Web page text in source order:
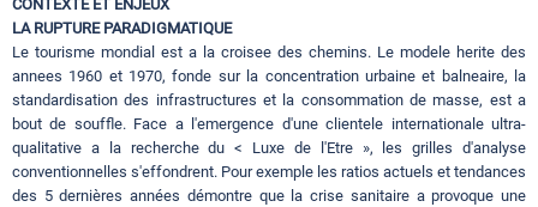
CONTEXTE ET ENJEUX
LA RUPTURE PARADIGMATIQUE
Le tourisme mondial est a la croisee des chemins. Le modele herite des
annees 1960 et 1970, fonde sur la concentration urbaine et balneaire, la
standardisation des infrastructures et la consommation de masse, est a
bout de souffle. Face a l'emergence d'une clientele internationale ultra-
qualitative a la recherche du < Luxe de l'Etre », les grilles d'analyse
conventionnelles s'effondrent. Pour exemple les ratios actuels et tendances
des 5 dernières années démontre que la crise sanitaire a provoque une